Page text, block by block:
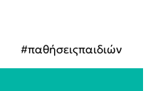
#παθήσειςπαιδιών